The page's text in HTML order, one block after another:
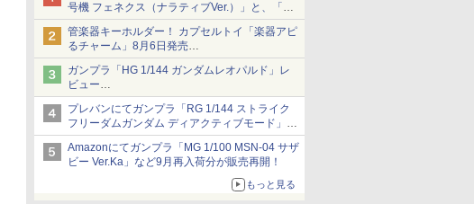
号機 フェネクス（ナラティブVer.）」と、「Ｈ
Ｇ 1/144 ガンダムエアマスターバースト」再販
管楽器キーホルダー！ カプセルトイ「楽器アピ
るチャーム」8月6日発売
チューバ、テナサクなど5種各3色
ガンプラ「HG 1/144 ガンダムレオパルド」レ
ビュー
『機動新世紀ガンダムX』30周年！インナーア
ームガトリングの変形機構まで再現し最新フォ
ーマットでキット化！
プレバンにてガンプラ「RG 1/144 ストライク
フリーダムガンダム ディアクティブモード」の
再販分が8月7日11時より予約開始！
Amazonにてガンプラ「MG 1/100 MSN-04 サザ
ビー Ver.Ka」など9月再入荷分が販売再開！
もっと見る